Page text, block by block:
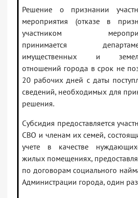
Решение о признании
мероприятия (отказе в
участником
принимается
имущественных и
отношений города в срок не
20 рабочих дней с даты
сведений, необходимых для
решения.
Субсидия предоставляется
СВО и членам их семей,
учете в качестве
жилых помещениях,
по договорам социального
Администрации города, один